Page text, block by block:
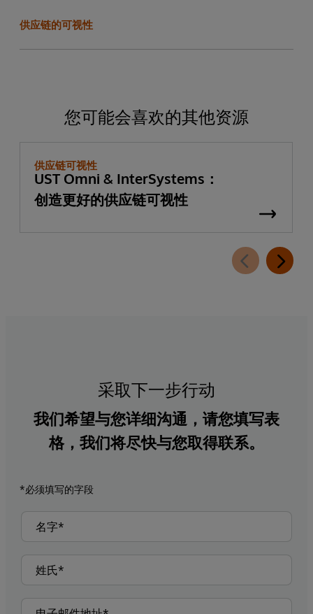
供应链的可视性
您可能会喜欢的其他资源
供应链可视性
UST Omni & InterSystems：
创造更好的供应链可视性
采取下一步行动
我们希望与您详细沟通，请您填写表
格，我们将尽快与您取得联系。
*必须填写的字段